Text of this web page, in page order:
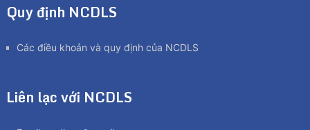
Quy định NCDLS
Các điều khoản và quy định của NCDLS
Liên lạc với NCDLS